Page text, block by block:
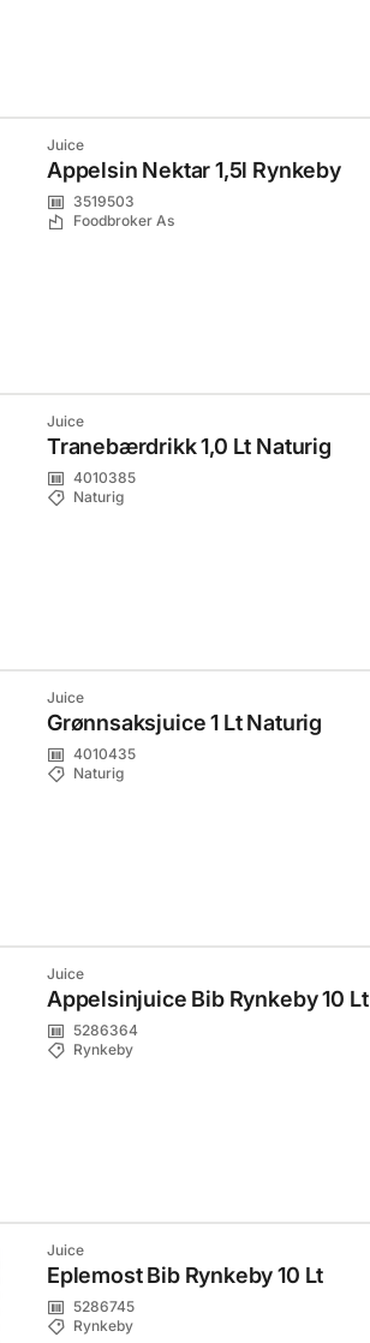
Juice
Appelsin Nektar 1,5l Rynkeby
3519503
Foodbroker As
Juice
Tranebærdrikk 1,0 Lt Naturig
4010385
Naturig
Juice
Grønnsaksjuice 1 Lt Naturig
4010435
Naturig
Juice
Appelsinjuice Bib Rynkeby 10 Lt
5286364
Rynkeby
Juice
Eplemost Bib Rynkeby 10 Lt
5286745
Rynkeby